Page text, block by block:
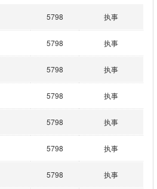
5798 执事
5798 执事
5798 执事
5798 执事
5798 执事
5798 执事
5798 执事